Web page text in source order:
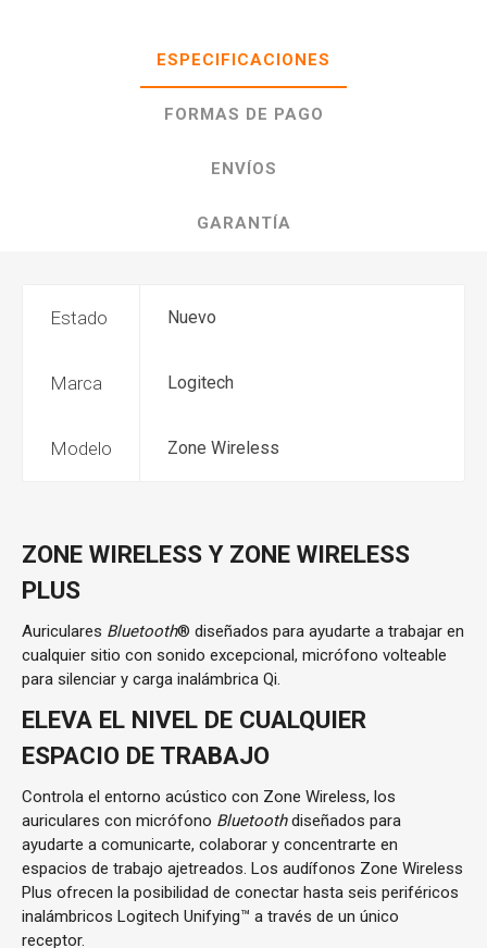
ESPECIFICACIONES
FORMAS DE PAGO
ENVÍOS
GARANTÍA
Estado Nuevo
Marca Logitech
Modelo Zone Wireless
ZONE WIRELESS Y ZONE WIRELESS
PLUS
Auriculares Bluetooth® diseñados para ayudarte a trabajar en
cualquier sitio con sonido excepcional, micrófono volteable
para silenciar y carga inalámbrica Qi.
ELEVA EL NIVEL DE CUALQUIER
ESPACIO DE TRABAJO
Controla el entorno acústico con Zone Wireless, los
auriculares con micrófono Bluetoothdiseñados para
ayudarte a comunicarte, colaborar y concentrarte en
espacios de trabajo ajetreados. Los audífonos Zone Wireless
Plus ofrecen la posibilidad de conectar hasta seis periféricos
inalámbricos Logitech Unifying™ a través de un único
receptor.